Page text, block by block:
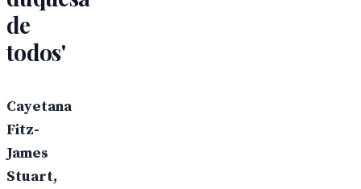
de
todos'
Cayetana
Fitz-
James
Stuart,